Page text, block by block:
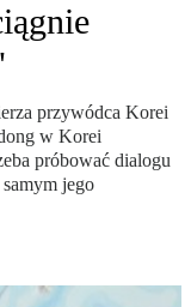
przywódca Korei
w Korei
próbować dialogu
jego